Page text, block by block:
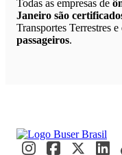
Todas as empresas de
Janeiro são
Transportes Terrestres e
passageiros.